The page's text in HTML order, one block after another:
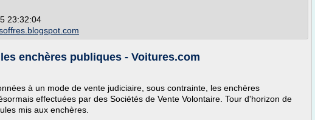
23:32:04
enchères publiques - Voitures.com
à un mode de vente judiciaire, sous contrainte, les enchères
effectuées par des Sociétés de Vente Volontaire. Tour d'horizon de
mis aux enchères.